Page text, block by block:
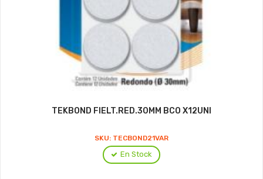
TEKBOND FIELT.RED.30MM BCO X12UNI
SKU: TECBOND21VAR
En Stock